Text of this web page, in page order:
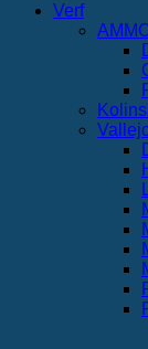
Verf